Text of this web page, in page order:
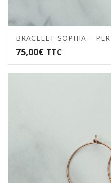
BRACELET SOPHIA –
75,00€ TTC